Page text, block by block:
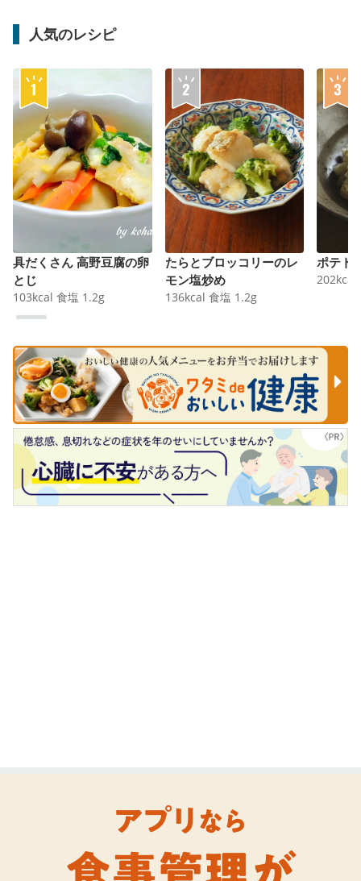
人気のレシピ
具だくさん 高野豆腐の卵
とじ
103kcal 食塩 1.2g
たらとブロッコリーのレ
モン塩炒め
136kcal 食塩 1.2g
ポテト
202kcal